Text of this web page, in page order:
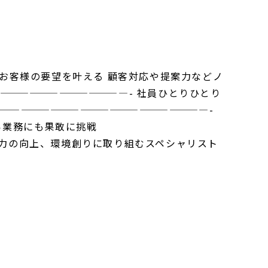
を叶える 顧客対応や提案力などノ
社員ひとりひとり
イル —————————————————————————-
務にも果敢に挑戦
環境創りに取り組むスペシャリスト